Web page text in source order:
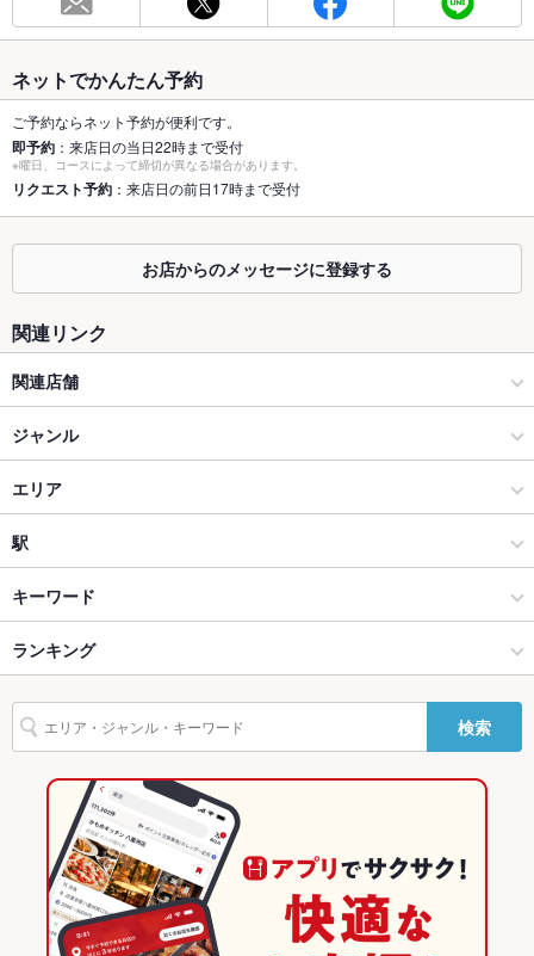
最大宴会収
70人(60名様より貸切可能！名駅で宴会 女子会 合コン 誕生日
個室
あり ：シーンにあった個室を多数ご用意しております。個室宴
会ご相談ください。
座敷
なし ：ゆったり寛げる個室を多数ご用意！シーンに合わせてご
案内いたします♪名古屋駅近くの個室居酒屋ならぜひ♪
お席で個室宴会 女子会 合コン 誕生日 接待に最適♪
ソファー なし
テラス席 なし
設備
Wi-Fi
バリアフリ
ー
なし ：当店にご用意ありませんが大きな段差はございません。
ご不便な場合は係員がお手伝いさせていただきます
駐車場
なし ：名駅という土地柄の為専用駐車場のご用意はございませ
その他設備 －
その他
あり ：100種類以上の飲み放題ございます♪飲み放題単品2100
円(3H)からご用意。ご宴会承ります。
食べ放題 あり ：焼肉食べ放題
カクテル充実、焼酎充実、日本酒充実、ワイン充実
ネットでかんたん予約
ご予約ならネット予約が便利です。
即予約 ：来店日の当日22時まで受付
※曜日、コースによって締切が異なる場合があります。
リクエスト予約 ：来店日の前日17時まで受付
お店からのメッセージに登録する
関連リンク
関連店舗
焼肉ダイニング ちからや
焼肉食べ放題飲み放題 焼肉ダイニング ちからや 横浜鶴屋町
焼肉食べ放題飲み放題 完全個室 名駅de 焼肉DOURAKU（どうら
く）名駅店
ジャンル
焼肉・ホルモン
焼肉
ホルモン
名古屋（名古屋駅/西区/中村区） × 焼肉・ホルモン
名古屋（名古屋駅/西区/中村区） × 焼肉
名古屋（名古屋駅/西区/中村区） × ホルモン
名古屋駅 × 焼肉・ホルモン
名古屋駅 × 焼肉
名古屋駅 × ホルモン
エリア
名古屋駅
名古屋駅 × 焼肉・ホルモン
名古屋駅 × 焼肉
名古屋駅 × ホルモン
愛知
愛知 × 焼肉・ホルモン
愛知 × 焼肉
愛知 × ホルモン
駅
近鉄名古屋駅
名古屋駅
名鉄名古屋駅
キーワード
にんにく料理
ランキング
愛知のグルメランキング
愛知の焼肉・ホルモンランキング
名古屋（名古屋駅/西区/中村区）のグルメランキング
名古屋（名古屋駅/西区/中村区）の焼肉・ホルモンランキング
名古屋駅のグルメランキング
検索